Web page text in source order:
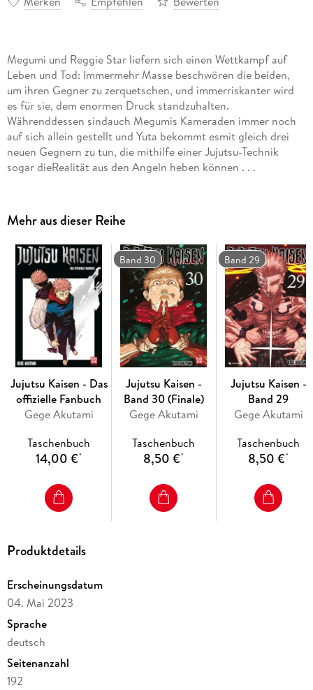
Megumi und Reggie Star liefern sich einen Wettkampf auf
Leben und Tod: Immermehr Masse beschwören die beiden,
um ihren Gegner zu zerquetschen, und immerriskanter wird
es für sie, dem enormen Druck standzuhalten.
Währenddessen sindauch Megumis Kameraden immer noch
auf sich allein gestellt und Yuta bekommt esmit gleich drei
neuen Gegnern zu tun, die mithilfe einer Jujutsu-Technik
sogar dieRealität aus den Angeln heben können . . .
Mehr aus dieser Reihe
Jujutsu Kaisen - Das
offizielle Fanbuch
Gege Akutami
Taschenbuch
14,00 €*
Band 30
Jujutsu Kaisen -
Band 30 (Finale)
Gege Akutami
Taschenbuch
8,50 €*
Band 29
Jujutsu Kaisen -
Band 29
Gege Akutami
Taschenbuch
8,50 €*
Produktdetails
Erscheinungsdatum
04. Mai 2023
Sprache
deutsch
Seitenanzahl
192